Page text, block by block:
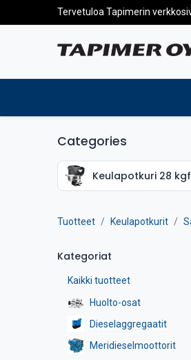
Tervetuloa Tapimerin
Categories
Keulapotkuri 28
Tuotteet Keulapotkurit
Kategoriat
Kaikki tuotteet
Huolto-osat
Dieselaggregaatit
Meridieselmoottorit